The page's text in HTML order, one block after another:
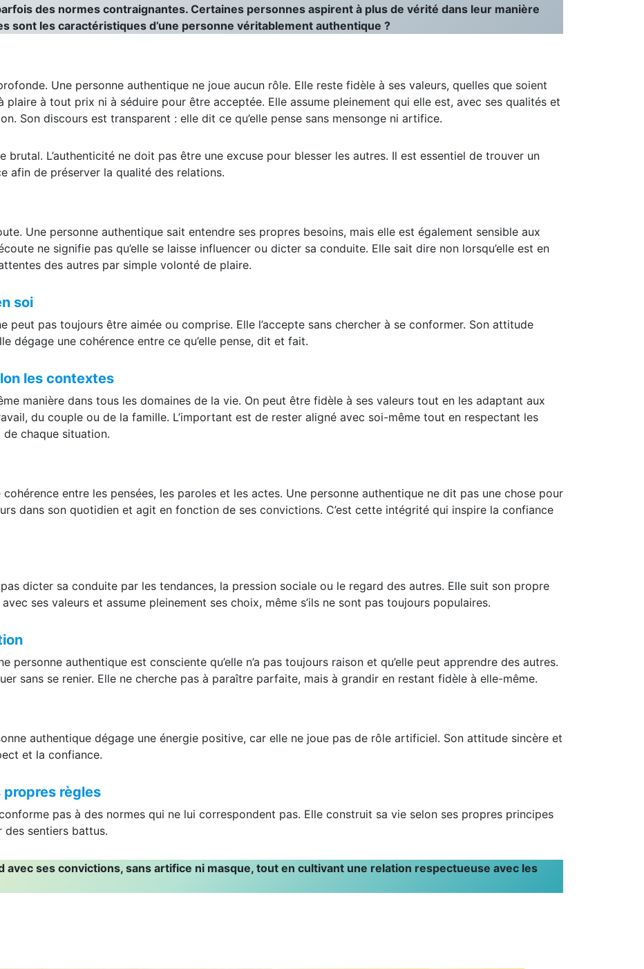
des normes contraignantes. Certaines personnes aspirent à plus de vérité dans leur manière
sont les caractéristiques d’une personne véritablement authentique ?
Une personne authentique ne joue aucun rôle. Elle reste fidèle à ses valeurs, quelles que soient
plaire à tout prix ni à séduire pour être acceptée. Elle assume pleinement qui elle est, avec ses qualités et
Son discours est transparent : elle dit ce qu’elle pense sans mensonge ni artifice.
brutal. L’authenticité ne doit pas être une excuse pour blesser les autres. Il est essentiel de trouver un
afin de préserver la qualité des relations.
Une personne authentique sait entendre ses propres besoins, mais elle est également sensible aux
ne signifie pas qu’elle se laisse influencer ou dicter sa conduite. Elle sait dire non lorsqu’elle est en
des autres par simple volonté de plaire.
soi
peut pas toujours être aimée ou comprise. Elle l’accepte sans chercher à se conformer. Son attitude
dégage une cohérence entre ce qu’elle pense, dit et fait.
les contextes
manière dans tous les domaines de la vie. On peut être fidèle à ses valeurs tout en les adaptant aux
du couple ou de la famille. L’important est de rester aligné avec soi-même tout en respectant les
chaque situation.
entre les pensées, les paroles et les actes. Une personne authentique ne dit pas une chose pour
dans son quotidien et agit en fonction de ses convictions. C’est cette intégrité qui inspire la confiance
dicter sa conduite par les tendances, la pression sociale ou le regard des autres. Elle suit son propre
ses valeurs et assume pleinement ses choix, même s’ils ne sont pas toujours populaires.
personne authentique est consciente qu’elle n’a pas toujours raison et qu’elle peut apprendre des autres.
sans se renier. Elle ne cherche pas à paraître parfaite, mais à grandir en restant fidèle à elle-même.
authentique dégage une énergie positive, car elle ne joue pas de rôle artificiel. Son attitude sincère et
et la confiance.
règles
pas à des normes qui ne lui correspondent pas. Elle construit sa vie selon ses propres principes
sentiers battus.
avec ses convictions, sans artifice ni masque, tout en cultivant une relation respectueuse avec les